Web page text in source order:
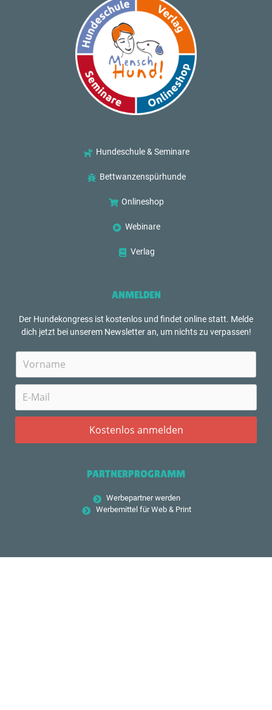
Hundeschule & Seminare
Bettwanzenspürhunde
Onlineshop
Webinare
Verlag
ANMELDEN
Der Hundekongress ist kostenlos und findet online statt. Melde
dich jetzt bei unserem Newsletter an, um nichts zu verpassen!
PARTNERPROGRAMM
Werbepartner werden
Werbemittel für Web & Print